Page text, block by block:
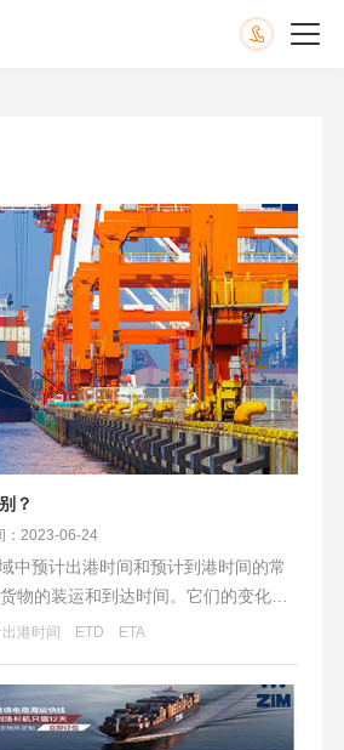
？
：2023-06-24
中预计出港时间和预计到港时间的常
物的装运和到达时间。它们的变化会
包括天气、海况、政治因素等。准确
业内也会将准确性和保证性作为衡量
船舶运输业务流程的标准之一。
港时间 ETD ETA